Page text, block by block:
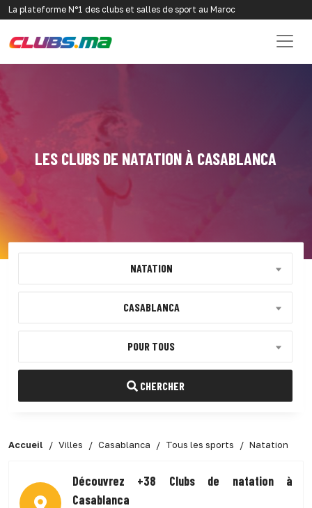
La plateforme N°1 des clubs et salles de sport au Maroc
LES CLUBS DE NATATION À CASABLANCA
NATATION
CASABLANCA
POUR TOUS
CHERCHER
Accueil Villes Casablanca Tous les sports Natation
Découvrez +38 Clubs de natation à
Casablanca